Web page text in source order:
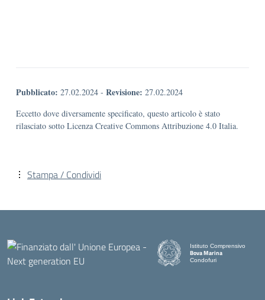
Pubblicato: 27.02.2024 - Revisione: 27.02.2024
Eccetto dove diversamente specificato, questo articolo è stato
rilasciato sotto Licenza Creative Commons Attribuzione 4.0 Italia.
Stampa / Condividi
Istituto Comprensivo
Bova Marina
Condofuri